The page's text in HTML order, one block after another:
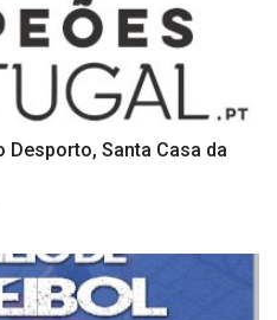
Desporto, Santa Casa da